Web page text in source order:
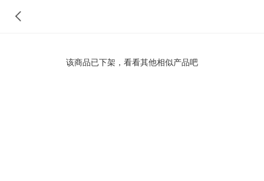
该商品已下架，看看其他相似产品吧